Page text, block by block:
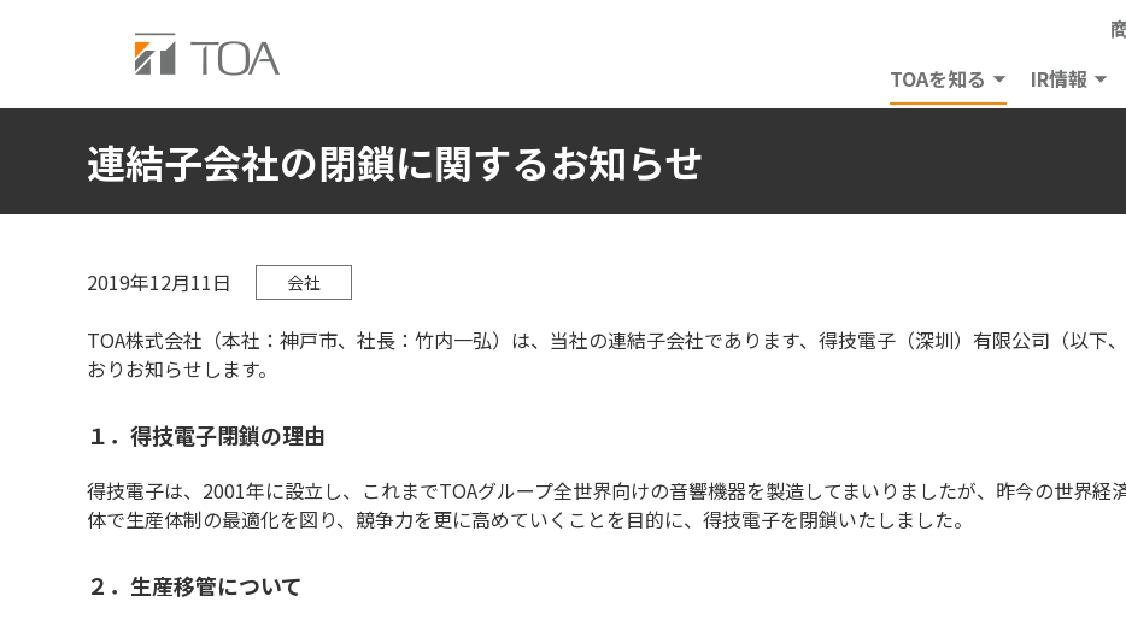
TOAを知る IR情報
連結子会社の閉鎖に関するお知らせ
2019年12月11日 会社
TOA株式会社（本社：神戸市、社長：竹内一弘）は、当社の連結子会社であります、得技電子（深圳）有限公司（以下
おりお知らせします。
１．得技電子閉鎖の理由
得技電子は、2001年に設立し、これまでTOAグループ全世界向けの音響機器を製造してまいりましたが、昨今の世界経
体で生産体制の最適化を図り、競争力を更に高めていくことを目的に、得技電子を閉鎖いたしました。
２．生産移管について